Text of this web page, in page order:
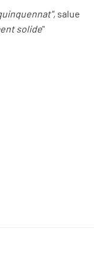
salue
solide"